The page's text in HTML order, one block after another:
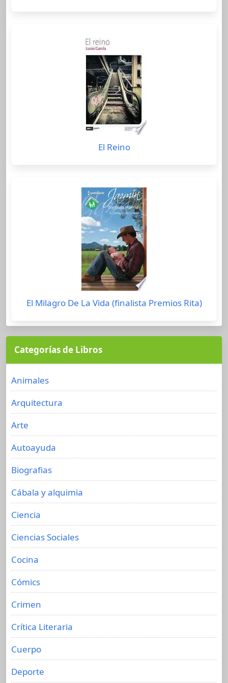
El Reino
El Milagro De La Vida (finalista Premios Rita)
Categorías de Libros
Animales
Arquitectura
Arte
Autoayuda
Biografias
Cábala y alquimia
Ciencia
Ciencias Sociales
Cocina
Cómics
Crimen
Crítica Literaria
Cuerpo
Deporte